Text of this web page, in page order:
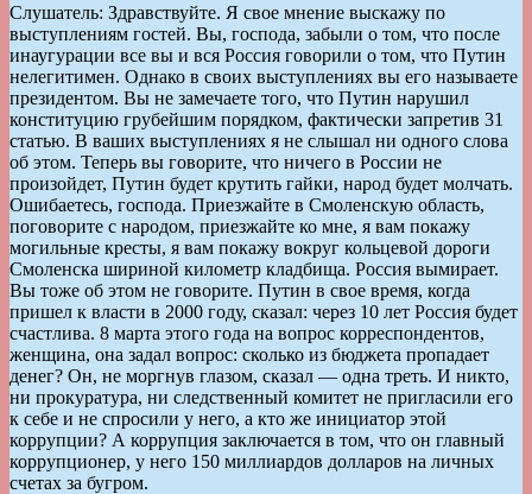
Слушатель: Здравствуйте. Я свое мнение выскажу по
выступлениям гостей. Вы, господа, забыли о том, что после
инаугурации все вы и вся Россия говорили о том, что Путин
нелегитимен. Однако в своих выступлениях вы его называете
президентом. Вы не замечаете того, что Путин нарушил
конституцию грубейшим порядком, фактически запретив 31
статью. В ваших выступлениях я не слышал ни одного слова
об этом. Теперь вы говорите, что ничего в России не
произойдет, Путин будет крутить гайки, народ будет молчать.
Ошибаетесь, господа. Приезжайте в Смоленскую область,
поговорите с народом, приезжайте ко мне, я вам покажу
могильные кресты, я вам покажу вокруг кольцевой дороги
Смоленска шириной километр кладбища. Россия вымирает.
Вы тоже об этом не говорите. Путин в свое время, когда
пришел к власти в 2000 году, сказал: через 10 лет Россия будет
счастлива. 8 марта этого года на вопрос корреспондентов,
женщина, она задал вопрос: сколько из бюджета пропадает
денег? Он, не моргнув глазом, сказал — одна треть. И никто,
ни прокуратура, ни следственный комитет не пригласили его
к себе и не спросили у него, а кто же инициатор этой
коррупции? А коррупция заключается в том, что он главный
коррупционер, у него 150 миллиардов долларов на личных
счетах за бугром.